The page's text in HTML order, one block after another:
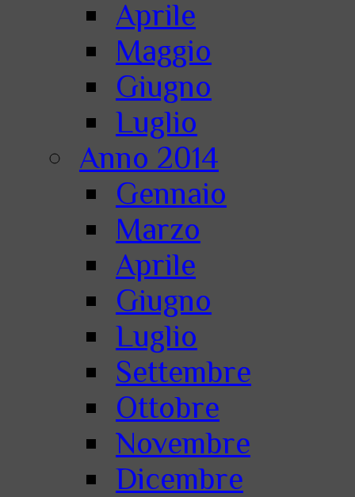
Aprile
Maggio
Giugno
Luglio
Anno 2014
Gennaio
Marzo
Aprile
Giugno
Luglio
Settembre
Ottobre
Novembre
Dicembre